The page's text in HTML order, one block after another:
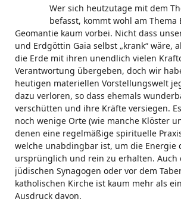
Wer sich heutzutage mit dem
befasst, kommt wohl am Thema
Geomantie kaum vorbei. Nicht dass
und Erdgöttin Gaia selbst „krank“ wäre,
die Erde mit ihren unendlich vielen
Verantwortung übergeben, doch wir
heutigen materiellen Vorstellungswelt
dazu verloren, so dass ehemals
verschütten und ihre Kräfte versiegen.
noch wenige Orte (wie manche Klöster
denen eine regelmäßige spirituelle
welche unabdingbar ist, um die Energie
ursprünglich und rein zu erhalten. Auch
jüdischen Synagogen oder vor dem
katholischen Kirche ist kaum mehr als
Ausdruck davon.